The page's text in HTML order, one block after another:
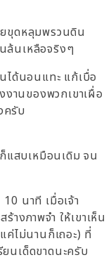
ยขุดหลุมพรวนดิน
ล้นเหลือจริงๆ
ได้นอนแทะ แก้เบื่อ
งานของพวกเขาเผื่อ
ครับ
แสบเหมือนเดิม จน
นาที เมื่อเจ้า
างภาพจำ ให้เขาเห็น
ค่ไม่นานก็เถอะ) ที่
นเด็ดขาดนะครับ